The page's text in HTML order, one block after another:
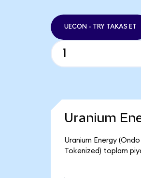
UECON - TRY TAKAS ET
Uranium
Uranium Energy
Tokenized) toplam